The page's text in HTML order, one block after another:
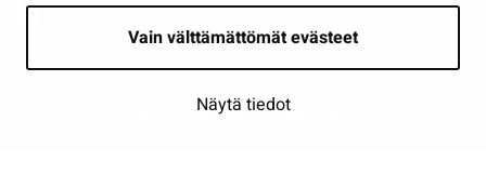
Vain välttämättömät evästeet
Näytä tiedot
Saavutettavuusseloste | © Seinäjoki 2026